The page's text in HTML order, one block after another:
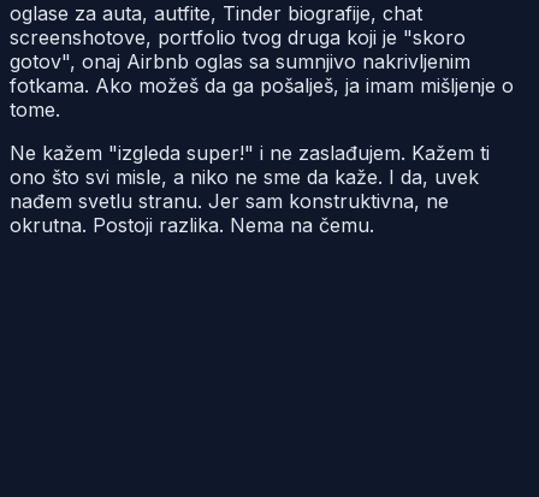
oglase za auta, autfite, Tinder biografije, chat
screenshotove, portfolio tvog druga koji je "skoro
gotov", onaj Airbnb oglas sa sumnjivo nakrivljenim
fotkama. Ako možeš da ga pošalješ, ja imam mišljenje o
tome.
Ne kažem "izgleda super!" i ne zaslađujem. Kažem ti
ono što svi misle, a niko ne sme da kaže. I da, uvek
nađem svetlu stranu. Jer sam konstruktivna, ne
okrutna. Postoji razlika. Nema na čemu.